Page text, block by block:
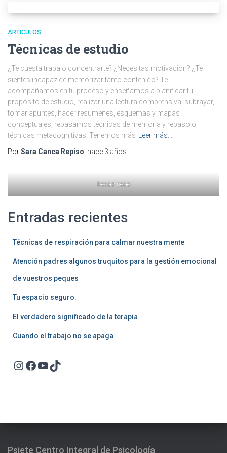
ARTICULOS
Técnicas de estudio
¿Te cuesta trabajo concentrarte? ¿Necesitas motivación? ¿Te
sientes incapaz de memorizar tanto contenido? Te
acompañamos en tu proceso y enseñamos a planificar tu
propósito de estudio, realizar una lectura comprensiva, subrayar,
tomar apuntes, hacer resúmenes, esquemas y mapas
conceptuales, repasamos técnicas de memoria y repaso o
técnicas metacognitivas. Tenemos más
Leer más…
PorSara Canca Repiso , hace 3 años
becas neae
Entradas recientes
Técnicas de respiración para calmar nuestra mente
Atención padres algunos truquitos para la gestión emocional
de vuestros peques
Tu espacio seguro.
El verdadero significado de la terapia
Cuando el trabajo no se apaga
Instagram Facebook YouTube TikTok
Psiete Centro Integral de Psicología